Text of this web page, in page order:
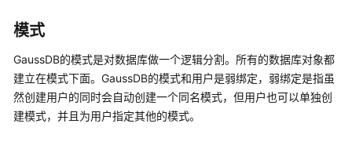
说
明
快
速
入
门
模式
GaussDB的模式是对数据库做一个逻辑分割。所有的数据库对象都
建立在模式下面。 GaussDB的模式和用户是弱绑定，弱绑定是指虽
然创建用户的同时会自动创建一个同名模式，但用户也可以单独创
建模式，并且为用户指定其他的模式。